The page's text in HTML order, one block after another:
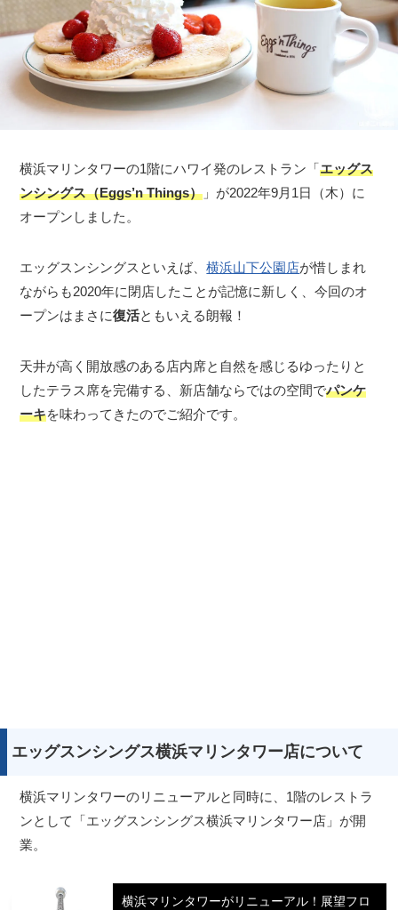
横浜マリンタワーの1階にハワイ発のレストラン「エッグス
ンシングス（Eggs’n Things） 」が2022年9月1日（木）に
オープンしました。
エッグスンシングスといえば、横浜山下公園店が惜しまれ
ながらも2020年に閉店したことが記憶に新しく、今回のオ
ープンはまさに復活ともいえる朗報！
天井が高く開放感のある店内席と自然を感じるゆったりと
したテラス席を完備する、新店舗ならではの空間でパンケ
ーキを味わってきたのでご紹介です。
エッグスンシングス横浜マリンタワー店について
横浜マリンタワーのリニューアルと同時に、1階のレストラ
ンとして「エッグスンシングス横浜マリンタワー店」が開
業。
横浜マリンタワーがリニューアル！展望フロ